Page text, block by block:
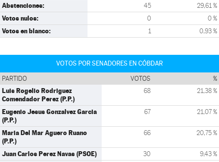
Abstenciones: 45 29,61 %
Votos nulos: 0 0 %
Votos en blanco: 1 0,93 %
VOTOS POR SENADORES EN CÓBDAR
PARTIDO VOTOS %
Luis Rogelio Rodriguez
Comendador Perez (P.P.)
68 21,38 %
Eugenio Jesus Gonzalvez Garcia
(P.P.)
67 21,07 %
Maria Del Mar Aguero Ruano
(P.P.)
66 20,75 %
Juan Carlos Perez Navas (PSOE) 30 9,43 %